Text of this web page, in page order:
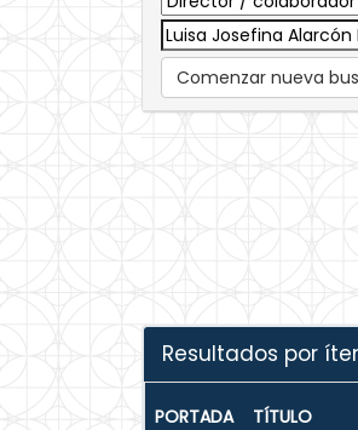
Comenzar nueva
Resultados por
PORTADA TÍTULO